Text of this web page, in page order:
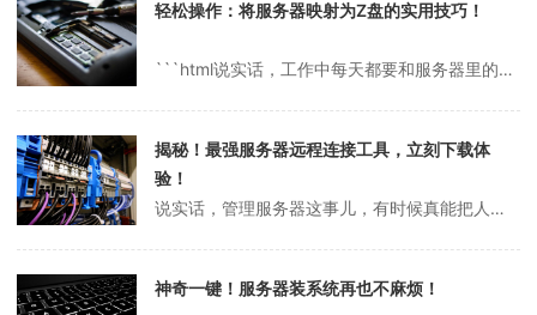
轻松操作：将服务器映射为Z盘的实用技巧！
```html说实话，工作中每天都要和服务器里的文件打交道，真的是一件挺头疼的事儿。每次都要打开远程桌面或者FTP客户端，点来点去，时间都浪费在这些琐碎的操作上了。你是不是也有这种感觉？有没有想过，要是能把服务器直接变成自己电脑上的一个盘，比如Z盘，那该多省心啊！今天我就来跟你聊聊我是怎么解决这个问题的，分享...
揭秘！最强服务器远程连接工具，立刻下载体
验！
说实话，管理服务器这事儿，有时候真能把人逼疯。你是不是也有过那种感觉？一大堆服务器，操作系统各不相同，防火墙设置五花八门，偏偏还得随时随地保持远程掌控，稍微一个不小心就可能出大问题。我之前就因为这种事头疼得不行，觉得自己简直像个杂技演员，在钢丝上走还得同时抛接十几个球！本来我想着，靠自己手动记下每个服务器的连...
神奇一键！服务器装系统再也不麻烦！